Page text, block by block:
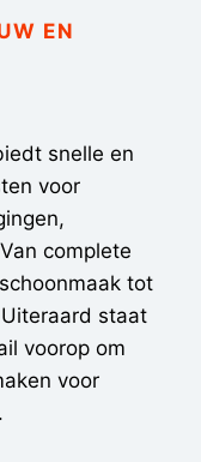
EN
snelle en
voor
complete
tot
staat
voorop om
voor